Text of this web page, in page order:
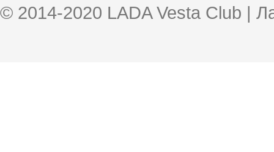
© 2014-2020 LADA Vesta Club |